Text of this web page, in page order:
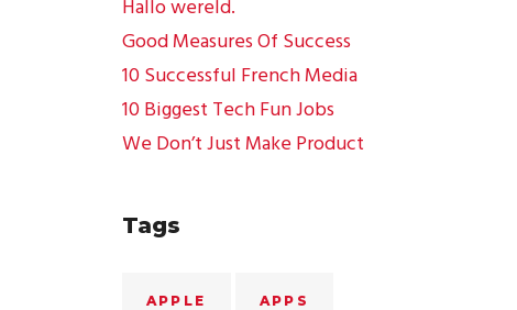
Hallo wereld.
Good Measures Of Success
10 Successful French Media
10 Biggest Tech Fun Jobs
We Don’t Just Make Product
Tags
APPLE APPS